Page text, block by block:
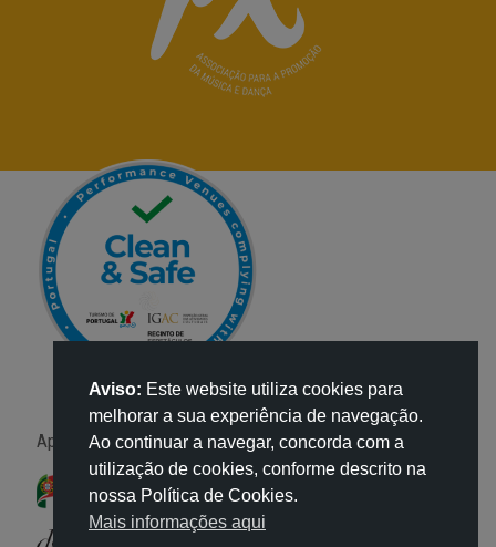
Apoio:
Aviso: Este website utiliza cookies para
melhorar a sua experiência de navegação.
Ao continuar a navegar, concorda com a
utilização de cookies, conforme descrito na
nossa Política de Cookies.
Mais informações aqui